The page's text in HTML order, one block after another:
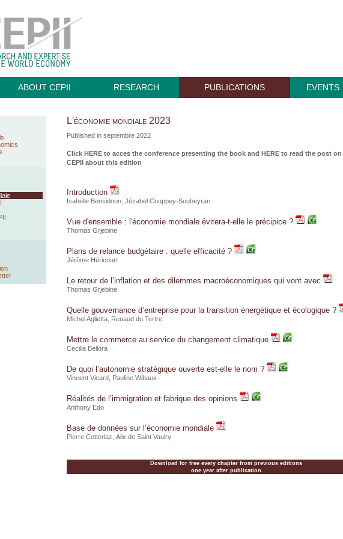
ABOUT CEPII RESEARCH PUBLICATIONS EVENTS
L'économie mondiale 2023
Published in septembre 2022
Click HERE to acces the conference presenting the book and HERE to read the post on
CEPII about this edition
Introduction
Isabelle Bensidoun , Jézabel Couppey-Soubeyran
Vue d'ensemble : l'économie mondiale évitera-t-elle le précipice ?
Thomas Grjebine
Plans de relance budgétaire : quelle efficacité ?
Jérôme Héricourt
Le retour de l’inflation et des dilemmes macroéconomiques qui vont avec
Thomas Grjebine
Quelle gouvernance d’entreprise pour la transition énergétique et écologique ?
Michel Aglietta, Renaud du Tertre
Mettre le commerce au service du changement climatique
Cecilia Bellora
De quoi l’autonomie stratégique ouverte est-elle le nom ?
Vincent Vicard Pauline Wibaux
Réalités de l’immigration et fabrique des opinions
Anthony Edo
Base de données sur l’économie mondiale
Pierre Cotterlaz , Alix de Saint Vaulry
Download for free every chapter from previous editions
one year after publication